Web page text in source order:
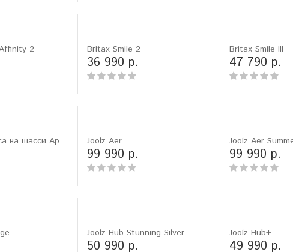
довольны
и материалов,
коляска. Зимой прет по снегу,
проходимость и утепленные
2 Britax Smile 2
36 990 р.
Britax Smile III
47 790 р.
на шасси Ap.. Joolz Aer
99 990 р.
Joolz Aer
99 990 р.
Joolz Hub Stunning Silver
50 990 р.
Joolz Hub+
49 990 р.